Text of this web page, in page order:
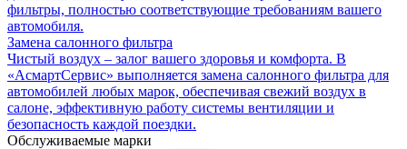
фильтры, полностью соответствующие требованиям вашего
автомобиля.
Замена салонного фильтра
Чистый воздух – залог вашего здоровья и комфорта. В
«АсмартСервис» выполняется замена салонного фильтра для
автомобилей любых марок, обеспечивая свежий воздух в
салоне, эффективную работу системы вентиляции и
безопасность каждой поездки.
Обслуживаемые марки